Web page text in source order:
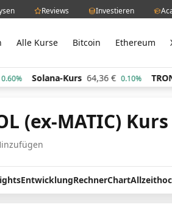
Reviews Investieren
Alle Kurse Bitcoin Ethereum
Solana-Kurs 64,36 € 0.10% TRON-
(ex-MATIC)
EntwicklungRechnerChart